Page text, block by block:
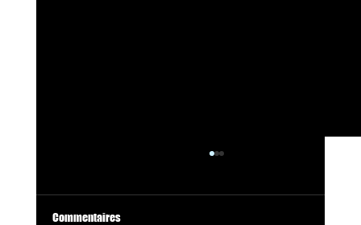
Commentaires